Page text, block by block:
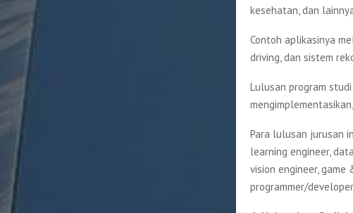
kesehatan, dan
Contoh aplikasinya
driving, dan sistem
Lulusan program
Para lulusan jurusan
learning engineer,
vision engineer,
programmer/developer